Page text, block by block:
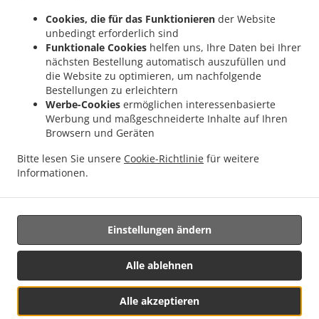
Cookies, die für das Funktionieren der Website
unbedingt erforderlich sind
Funktionale Cookies helfen uns, Ihre Daten bei Ihrer
nächsten Bestellung automatisch auszufüllen und
die Website zu optimieren, um nachfolgende
Bestellungen zu erleichtern
Werbe-Cookies ermöglichen interessenbasierte
Werbung und maßgeschneiderte Inhalte auf Ihren
Browsern und Geräten
Bitte lesen Sie unsere Cookie-Richtlinie für weitere
Informationen.
Alle akzeptieren
Alle ablehnen
Einstellungen ändern
Lieferservice Iserlohn Stübbeken
.
Lieferservice Iserlohn Grürmannsheide
Pizza Lieferservice Iserlohn Hörde
Pizza
Lieferservice Iserlohn Hennen
. Pizza Lieferservice Iserlohn Genna .
Lieferservice Iserlohn Letmathe . Pizza Lieferservice Iserlohn Hohenlimburg
.
Lieferservice Holzwickede Aplerbeck
Pizza Lieferservice Holzwickede Hengserholz
Pizza Lieferservice Holzwickede Rheinen
Heide
Pizza Lieferservice Holzwickede .